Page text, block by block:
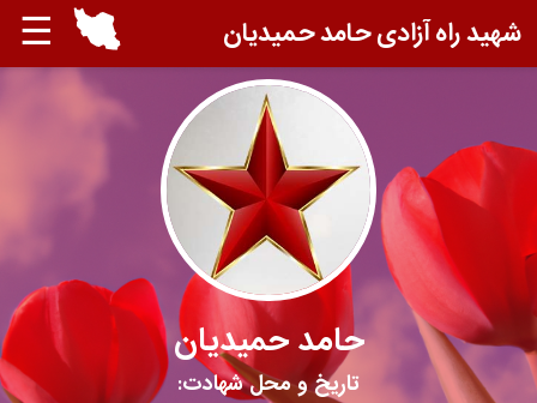
☰ شهید راه آزادی حامد حمیدیان
حامد حمیدیان
تاریخ و محل شهادت: